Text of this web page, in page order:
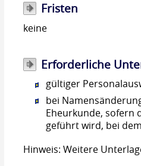
Fristen
keine
Erforderliche
gültiger
bei
Eheurkunde, sofern
geführt wird, bei
Hinweis: Weitere